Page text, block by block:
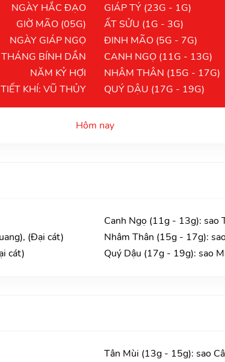
NGÀY HẮC ĐẠO
GIỜ MÃO (05G)
NGÀY GIÁP NGỌ
THÁNG BÍNH DẦN
NĂM KỶ HỢI
TIẾT KHÍ: VŨ THỦY
GIÁP TÝ (23G - 1G)
ẤT SỬU (1G - 3G)
ĐINH MÃO (5G - 7G)
CANH NGỌ (11G - 13G)
NHÂM THÂN (15G - 17G)
QUÝ DẬU (17G - 19G)
Hôm nay
(Đại cát)
cát)
Canh Ngọ (11g - 13g): sao
Nhâm Thân (15g - 17g):
Quý Dậu (17g - 19g): sao
Tân Mùi (13g - 15g): sao